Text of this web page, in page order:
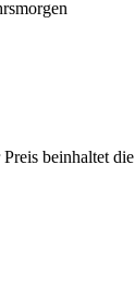
beinhaltet